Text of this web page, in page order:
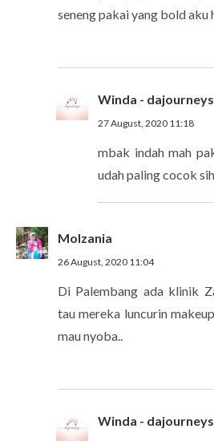
seneng pakai yang bold aku
Winda -
27 August, 2020 11:18
mbak indah mah
udah paling cocok
Molzania
26 August, 2020 11:04
Di Palembang ada klinik
tau mereka luncurin
mau nyoba..
Winda -